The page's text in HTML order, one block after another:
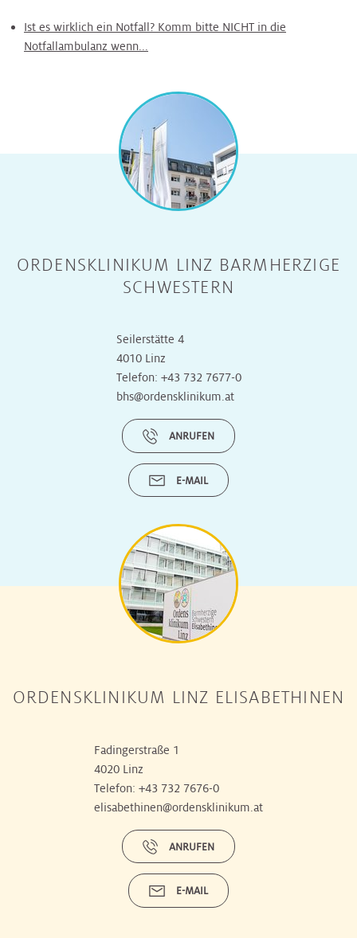
Ist es wirklich ein Notfall? Komm bitte NICHT in die
Notfallambulanz wenn...
ORDENSKLINIKUM LINZ BARMHERZIGE
SCHWESTERN
Seilerstätte 4
4010 Linz
Telefon: +43 732 7677-0
bhs@ordensklinikum.at
ANRUFEN
E-MAIL
ORDENSKLINIKUM LINZ ELISABETHINEN
Fadingerstraße 1
4020 Linz
Telefon: +43 732 7676-0
elisabethinen@ordensklinikum.at
ANRUFEN
E-MAIL